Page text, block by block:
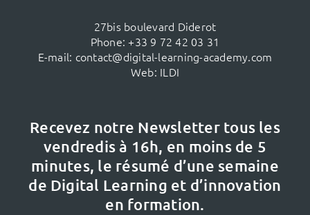
27bis boulevard Diderot
Phone: +33 9 72 42 03 31
E-mail: contact@digital-learning-academy.com
Web: ILDI
Recevez notre Newsletter tous les
vendredis à 16h, en moins de 5
minutes, le résumé d’une semaine
de Digital Learning et d’innovation
en formation.